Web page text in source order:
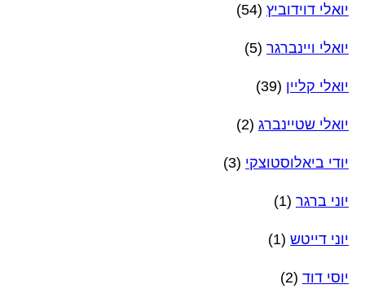
יואלי דוידוביץ (54)
יואלי ויינברגר (5)
יואלי קליין (39)
יואלי שטיינברג (2)
יודי ביאלוסטוצקי (3)
יוני ברגר (1)
יוני דייטש (1)
יוסי דוד (2)